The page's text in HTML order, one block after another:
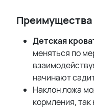
Преимущества
Детская
меняться по
начинают
Наклон ложа
кормления, так